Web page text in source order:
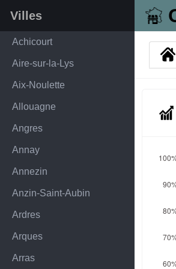
Villes
Achicourt
Aire-sur-la-Lys
Aix-Noulette
Allouagne
Angres
Annay
Annezin
Anzin-Saint-Aubin
Ardres
Arques
Arras